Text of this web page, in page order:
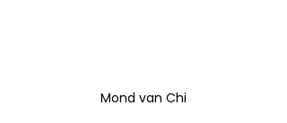
Mond van Chi